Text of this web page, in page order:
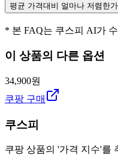
평균 가격대비 얼마나 저렴한
* 본 FAQ는 쿠스피 AI가
이 상품의 다른 옵션
34,900원
쿠팡 구매
쿠스피
쿠팡 상품의 '가격 지수'를